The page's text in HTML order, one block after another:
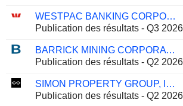
WESTPAC BANKING CORPORATION
Publication des résultats - Q3 2026
BARRICK MINING CORPORATION
Publication des résultats - Q2 2026
SIMON PROPERTY GROUP, INC.
Publication des résultats - Q2 2026